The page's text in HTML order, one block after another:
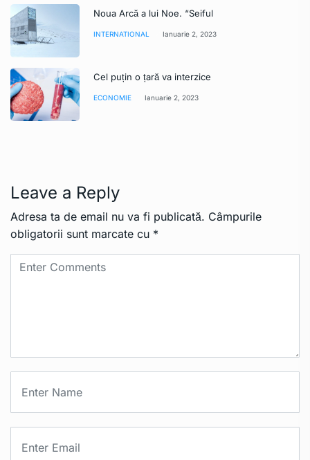
Noua Arcă a lui Noe. “Seiful
INTERNATIONAL Ianuarie 2, 2023
Cel puțin o țară va interzice
ECONOMIE Ianuarie 2, 2023
Leave a Reply
Adresa ta de email nu va fi publicată. Câmpurile
obligatorii sunt marcate cu *